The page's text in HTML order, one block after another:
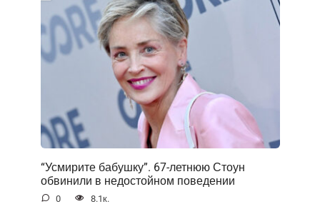
“Усмирите бабушку”. 67-летнюю Стоун
обвинили в недостойном поведении
0 8.1к.